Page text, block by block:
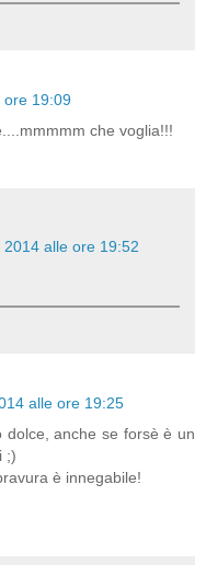
ore 19:09
che voglia!!!
2014 alle ore 19:52
alle ore 19:25
dolce, anche se forsè è un
;)
è innegabile!